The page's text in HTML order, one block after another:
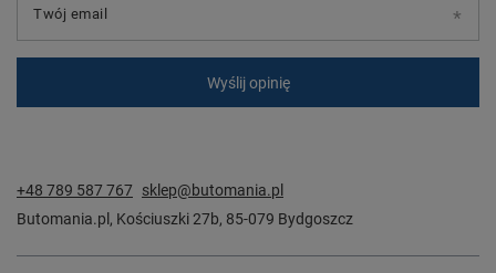
Twój email
Wyślij opinię
+48 789 587 767 sklep@butomania.pl
Butomania.pl , Kościuszki 27b, 85-079 Bydgoszcz